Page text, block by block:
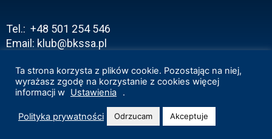
Tel.: +48 501 254 546
Email: klub@bkssa.pl
Copyright 2020 © BKS Bostik Bielsko-Biała
Projekt i realizacja:www.wertui.pl
Ta strona korzysta z plików cookie. Pozostając na niej,
wyrażasz zgodę na korzystanie z cookies więcej
informacji w Ustawienia .
Polityka prywatności Odrzucam Akceptuje